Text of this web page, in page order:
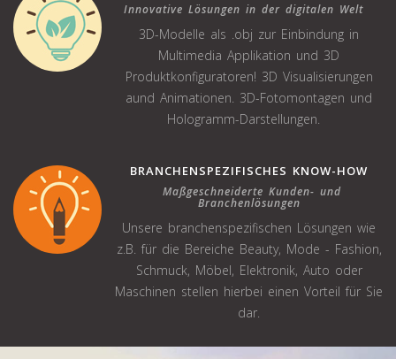
Innovative Lösungen in der digitalen Welt
3D-Modelle als .obj zur Einbindung in
Multimedia Applikation und 3D
Produktkonfiguratoren! 3D Visualisierungen
aund Animationen. 3D-Fotomontagen und
Hologramm-Darstellungen.
BRANCHENSPEZIFISCHES KNOW-HOW
Maßgeschneiderte Kunden- und
Branchenlösungen
Unsere branchenspezifischen Lösungen wie
z.B. für die Bereiche Beauty, Mode - Fashion,
Schmuck, Möbel, Elektronik, Auto oder
Maschinen stellen hierbei einen Vorteil für Sie
dar.